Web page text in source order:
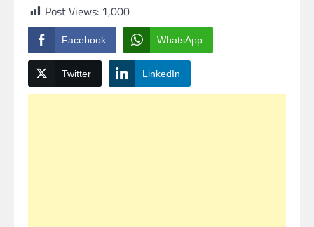
Post Views: 1,000
Facebook WhatsApp
Twitter LinkedIn